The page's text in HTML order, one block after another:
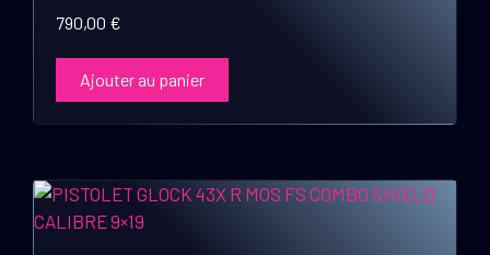
790,00 €
Ajouter au panier